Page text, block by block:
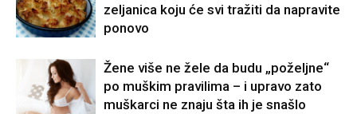
zeljanica koju će svi tražiti da napravite
ponovo
Žene više ne žele da budu „poželjne“
po muškim pravilima – i upravo zato
muškarci ne znaju šta ih je snašlo